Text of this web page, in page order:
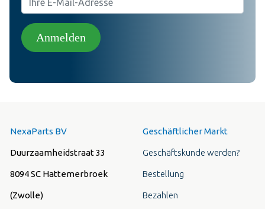
Anmelden
NexaParts BV
Duurzaamheidstraat 33
8094 SC Hattemerbroek
(Zwolle)
Geschäftlicher Markt
Geschäftskunde werden?
Bestellung
Bezahlen